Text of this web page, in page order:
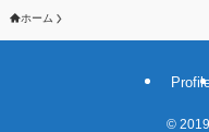
ホーム
©2019